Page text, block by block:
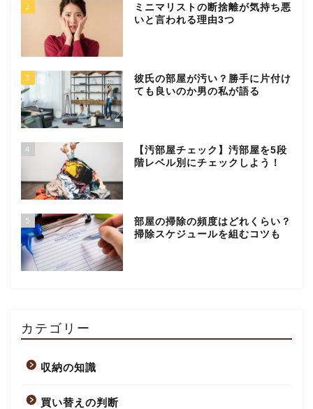
2
ミニマリストの断捨離が気持ち悪
いと言われる理由3つ
3
彼氏の部屋が汚い？勝手に片付け
ても良いのか男の私が語る
4
【汚部屋チェック】汚部屋を5段
階レベル別にチェックしよう！
5
部屋の掃除の頻度はどれくらい？
掃除スケジュールを組むコツも
カテゴリー
収納の知識
買い替えの判断